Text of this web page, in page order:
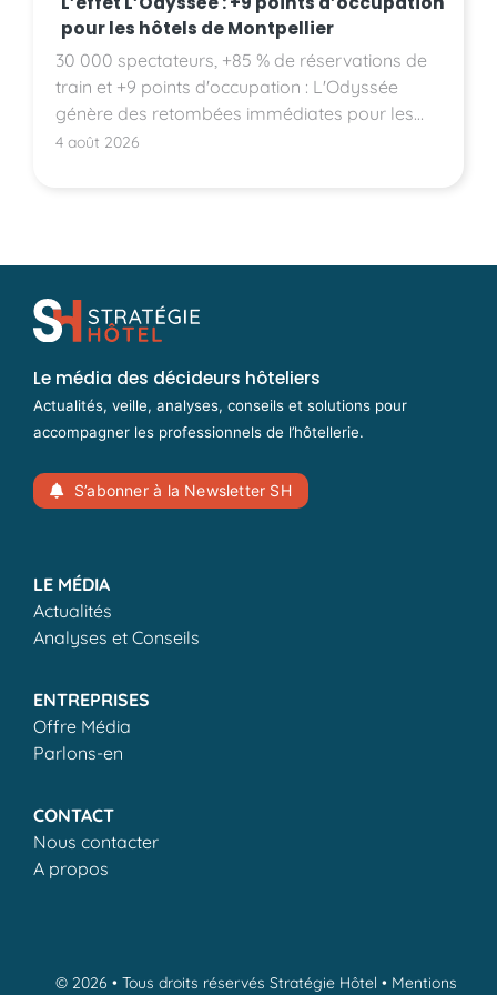
pour les hôtels de Montpellier
30 000 spectateurs, +85 % de réservations de
train et +9 points d'occupation : L'Odyssée
génère des retombées immédiates pour les
hôtels montpelliérains.
4 août 2026
Le média des décideurs hôteliers
Actualités, veille, analyses, conseils et solutions pour
accompagner les professionnels de l’hôtellerie.
S’abonner à la Newsletter SH
LE MÉDIA
Actualités
Analyses et Conseils
ENTREPRISES
Offre Média
Parlons-en
CONTACT
Nous contacter
A propos
© 2026 • Tous droits réservés Stratégie Hôtel • Mentions